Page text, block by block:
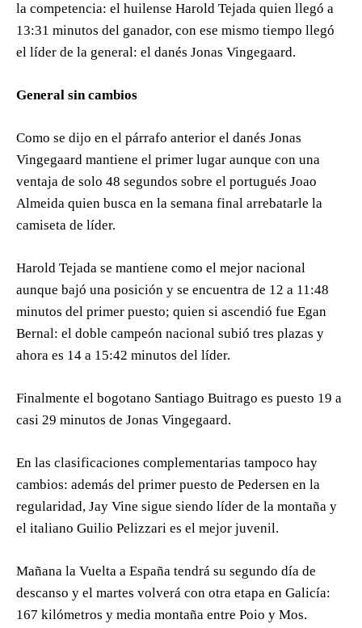
la competencia: el huilense Harold Tejada quien llegó a
13:31 minutos del ganador, con ese mismo tiempo llegó
el líder de la general: el danés Jonas Vingegaard.
General sin cambios
Como se dijo en el párrafo anterior el danés Jonas
Vingegaard mantiene el primer lugar aunque con una
ventaja de solo 48 segundos sobre el portugués Joao
Almeida quien busca en la semana final arrebatarle la
camiseta de líder.
Harold Tejada se mantiene como el mejor nacional
aunque bajó una posición y se encuentra de 12 a 11:48
minutos del primer puesto; quien si ascendió fue Egan
Bernal: el doble campeón nacional subió tres plazas y
ahora es 14 a 15:42 minutos del líder.
Finalmente el bogotano Santiago Buitrago es puesto 19 a
casi 29 minutos de Jonas Vingegaard.
En las clasificaciones complementarias tampoco hay
cambios: además del primer puesto de Pedersen en la
regularidad, Jay Vine sigue siendo líder de la montaña y
el italiano Guilio Pelizzari es el mejor juvenil.
Mañana la Vuelta a España tendrá su segundo día de
descanso y el martes volverá con otra etapa en Galicía:
167 kilómetros y media montaña entre Poio y Mos.